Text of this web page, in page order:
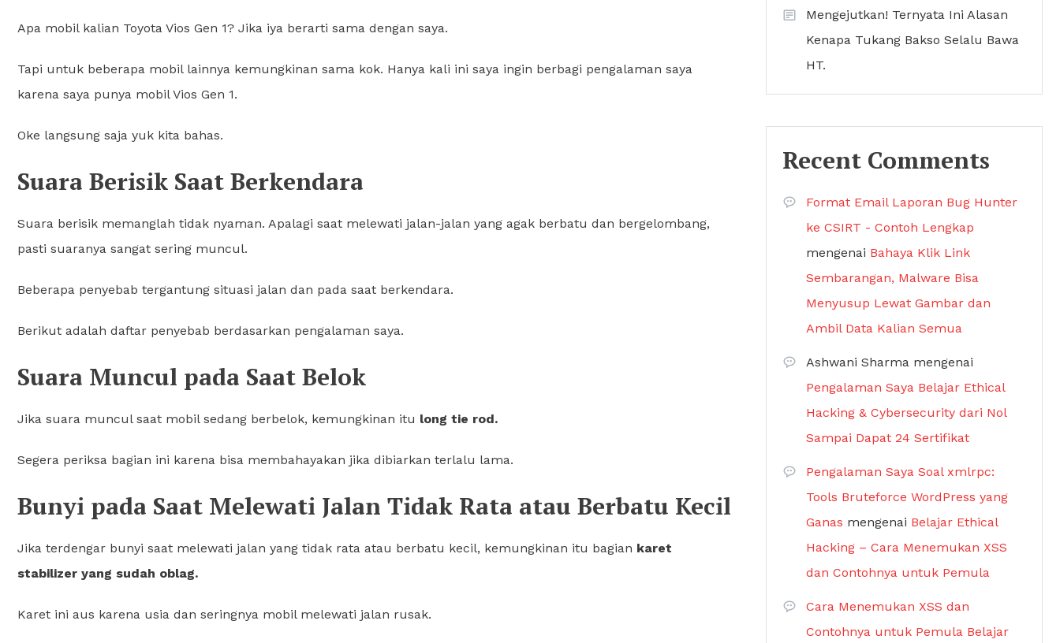
Apa mobil kalian Toyota Vios Gen 1? Jika iya berarti sama dengan saya.
Tapi untuk beberapa mobil lainnya kemungkinan sama kok. Hanya kali ini saya ingin berbagi pengalaman saya
karena saya punya mobil Vios Gen 1.
Oke langsung saja yuk kita bahas.
Suara Berisik Saat Berkendara
Suara berisik memanglah tidak nyaman. Apalagi saat melewati jalan-jalan yang agak berbatu dan bergelombang,
pasti suaranya sangat sering muncul.
Beberapa penyebab tergantung situasi jalan dan pada saat berkendara.
Berikut adalah daftar penyebab berdasarkan pengalaman saya.
Suara Muncul pada Saat Belok
Jika suara muncul saat mobil sedang berbelok, kemungkinan itu long tie rod.
Segera periksa bagian ini karena bisa membahayakan jika dibiarkan terlalu lama.
Bunyi pada Saat Melewati Jalan Tidak Rata atau Berbatu Kecil
Jika terdengar bunyi saat melewati jalan yang tidak rata atau berbatu kecil, kemungkinan itu bagian karet
stabilizer yang sudah oblag.
Karet ini aus karena usia dan seringnya mobil melewati jalan rusak.
Mengejutkan! Ternyata Ini Alasan
Kenapa Tukang Bakso Selalu Bawa
HT.
Recent Comments
Format Email Laporan Bug Hunter
ke CSIRT - Contoh Lengkap
mengenai Bahaya Klik Link
Sembarangan, Malware Bisa
Menyusup Lewat Gambar dan
Ambil Data Kalian Semua
Ashwani Sharma mengenai
Pengalaman Saya Belajar Ethical
Hacking & Cybersecurity dari Nol
Sampai Dapat 24 Sertifikat
Pengalaman Saya Soal xmlrpc:
Tools Bruteforce WordPress yang
Ganas mengenai Belajar Ethical
Hacking – Cara Menemukan XSS
dan Contohnya untuk Pemula
Cara Menemukan XSS dan
Contohnya untuk Pemula Belajar